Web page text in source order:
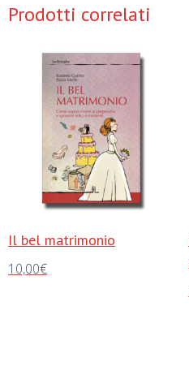
Prodotti correlati
Il bel matrimonio
10,00€